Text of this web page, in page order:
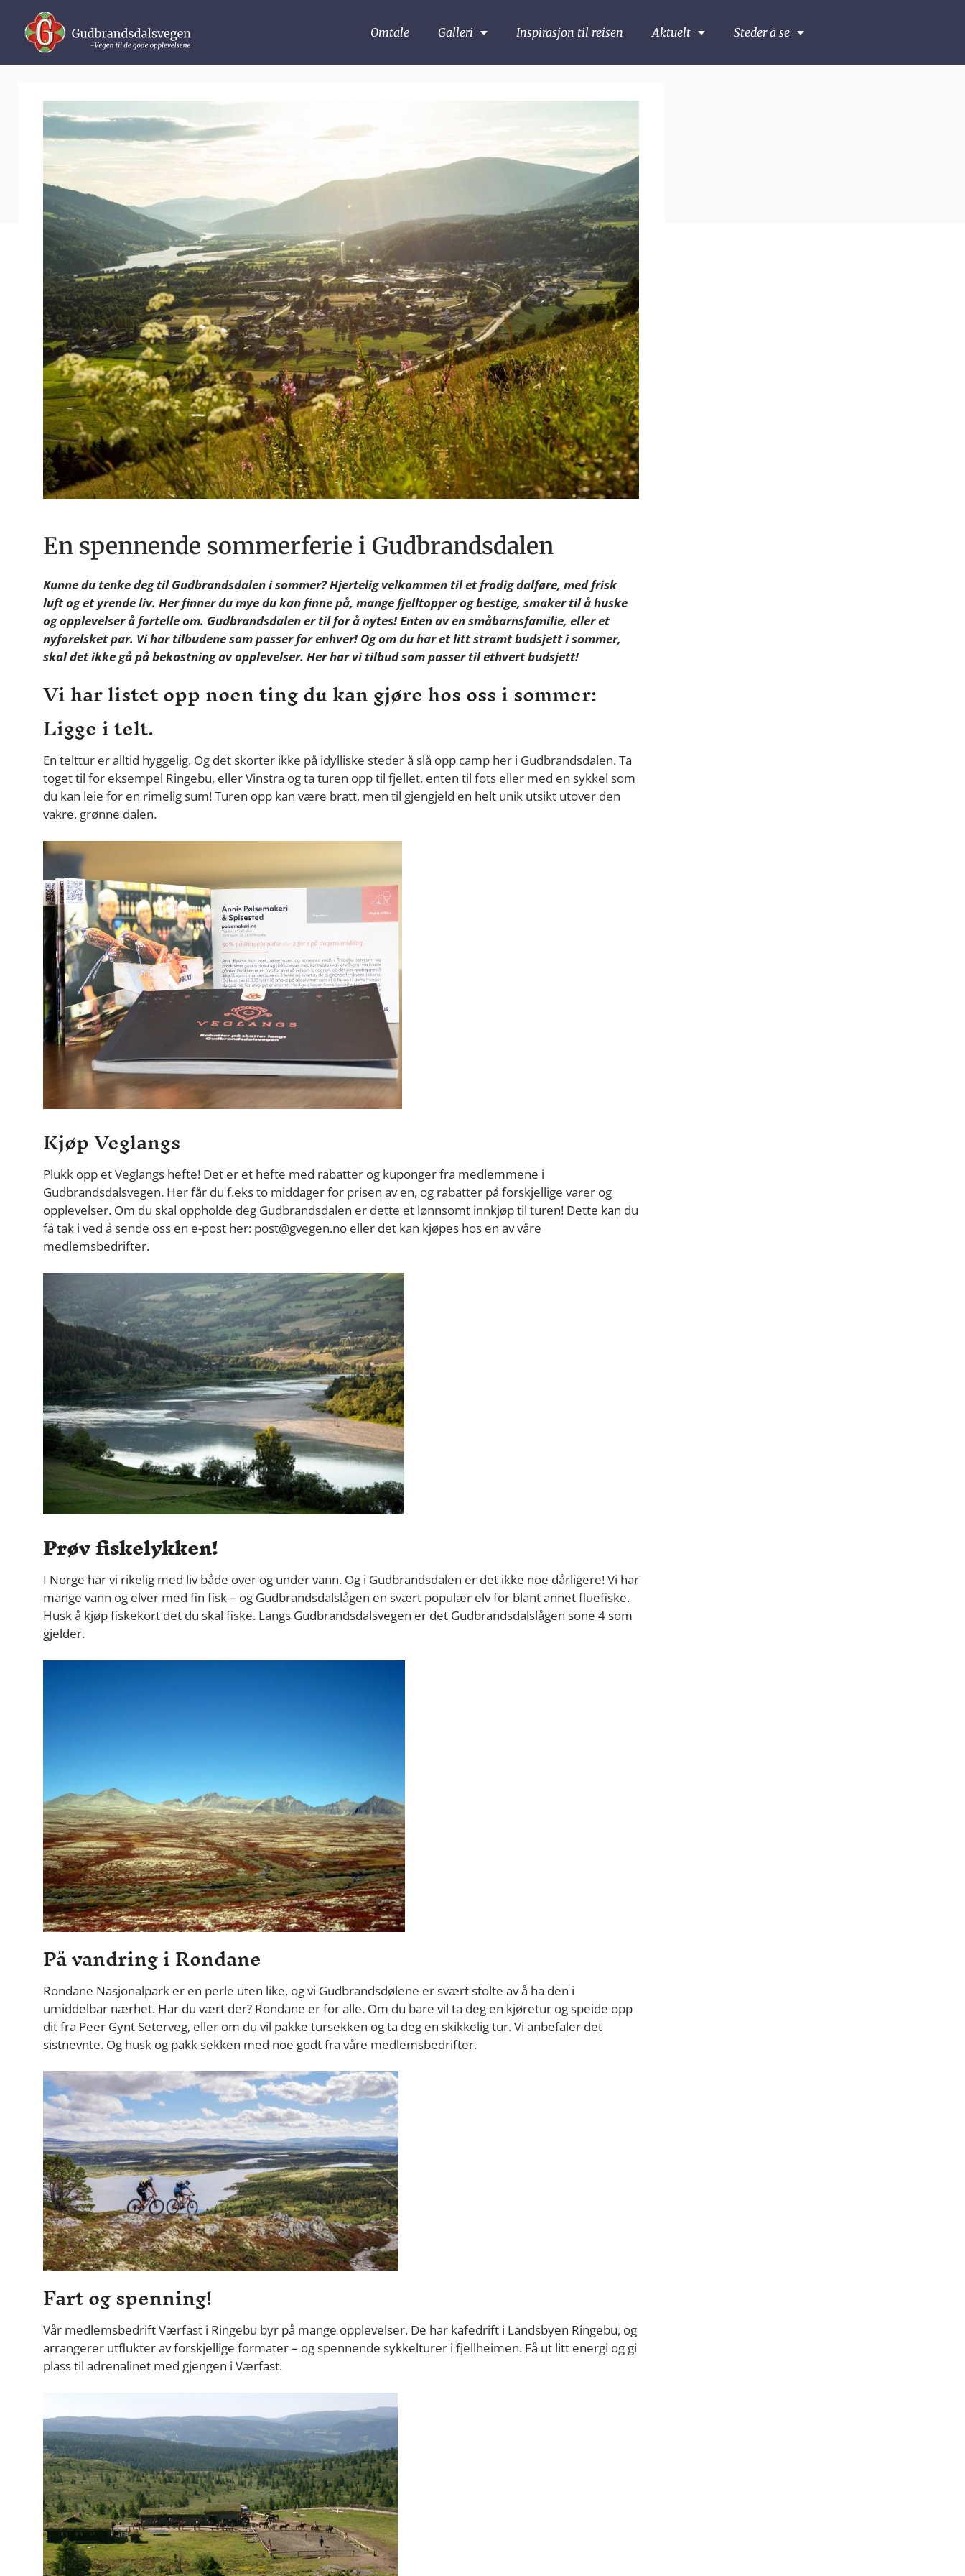
Omtale Galleri Inspirasjon til reisen Aktuelt Steder å se
En spennende sommerferie i Gudbrandsdalen
Kunne du tenke deg til Gudbrandsdalen i sommer? Hjertelig velkommen til et frodig dalføre, med frisk
luft og et yrende liv. Her finner du mye du kan finne på, mange fjelltopper og bestige, smaker til å huske
og opplevelser å fortelle om. Gudbrandsdalen er til for å nytes! Enten av en småbarnsfamilie, eller et
nyforelsket par. Vi har tilbudene som passer for enhver!Og om du har et litt stramt budsjett i sommer,
skal det ikke gå på bekostning av opplevelser. Her har vi tilbud som passer til ethvert budsjett!
Vi har listet opp noen ting du kan gjøre hos oss i sommer:
Ligge i telt.
En telttur er alltid hyggelig. Og det skorter ikke på idylliske steder å slå opp camp her i Gudbrandsdalen. Ta
toget til for eksempel Ringebu, eller Vinstra og ta turen opp til fjellet, enten til fots eller med en sykkel som
du kan leie for en rimelig sum! Turen opp kan være bratt, men til gjengjeld en helt unik utsikt utover den
vakre, grønne dalen.
Kjøp Veglangs
Plukk opp et Veglangs hefte! Det er et hefte med rabatter og kuponger fra medlemmene i
Gudbrandsdalsvegen. Her får du f.eks to middager for prisen av en, og rabatter på forskjellige varer og
opplevelser. Om du skal oppholde deg Gudbrandsdalen er dette et lønnsomt innkjøp til turen! Dette kan du
få tak i ved å sende oss en e-post her: post@gvegen.no eller det kan kjøpes hos en av våre
medlemsbedrifter.
Prøv fiskelykken!
I Norge har vi rikelig med liv både over og under vann. Og i Gudbrandsdalen er det ikke noe dårligere! Vi har
mange vann og elver med fin fisk – og Gudbrandsdalslågen en svært populær elv for blant annet fluefiske.
Husk å kjøp fiskekort det du skal fiske. Langs Gudbrandsdalsvegen er det Gudbrandsdalslågen sone 4 som
gjelder.
På vandring i Rondane
Rondane Nasjonalpark er en perle uten like, og vi Gudbrandsdølene er svært stolte av å ha den i
umiddelbar nærhet. Har du vært der? Rondane er for alle. Om du bare vil ta deg en kjøretur og speide opp
dit fra Peer Gynt Seterveg, eller om du vil pakke tursekken og ta deg en skikkelig tur. Vi anbefaler det
sistnevnte. Og husk og pakk sekken med noe godt fra våre medlemsbedrifter.
Fart og spenning!
Vår medlemsbedrift Værfast i Ringebu byr på mange opplevelser. De har kafedrift i Landsbyen Ringebu, og
arrangerer utflukter av forskjellige formater – og spennende sykkelturer i fjellheimen. Få ut litt energi og gi
plass til adrenalinet med gjengen i Værfast.